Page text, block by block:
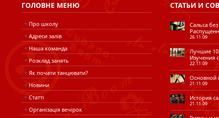
ГОЛОВНЕ МЕНЮ
Про школу
Адреси залів
Наша команда
Розклад занять
Як почати танцювати?
Новини
Статті
Організація вечірок
СТАТЬИИ
Сальса
26.11.09
Лучшие 10
Изучения
22.11.09
Основной
21.11.09
История
21.11.09